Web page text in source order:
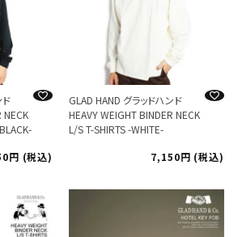
NECK
税込
GLAD HAND グラッドハンド
HEAVY WEIGHT BINDER NECK
L/S T-SHIRTS -WHITE-
7,150
税込